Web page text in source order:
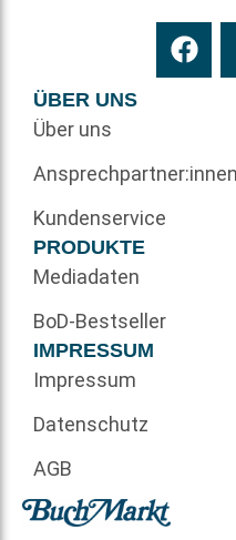
ÜBER UNS
Über uns
Ansprechpartner:innen
Kundenservice
PRODUKTE
Mediadaten
BoD-Bestseller
IMPRESSUM
Impressum
Datenschutz
AGB